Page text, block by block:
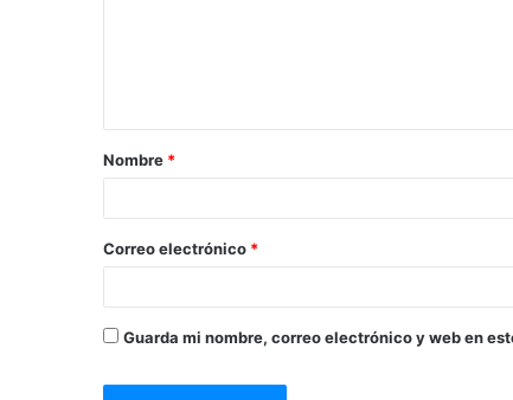
Nombre *
Correo electrónico *
Guarda mi nombre, correo electrónico y web en